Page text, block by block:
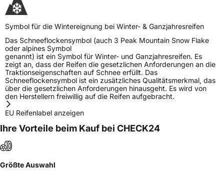
Symbol für die Wintereignung bei Winter- & Ganzjahresreifen
Das Schneeflockensymbol (auch 3 Peak Mountain Snow Flake
oder alpines Symbol
genannt) ist ein Symbol für Winter- und Ganzjahresreifen. Es
zeigt an, dass der Reifen die gesetzlichen Anforderungen an die
Traktionseigenschaften auf Schnee erfüllt. Das
Schneeflockensymbol ist ein zusätzliches Qualitätsmerkmal, das
über die gesetzlichen Anforderungen hinausgeht. Es wird von
den Herstellern freiwillig auf die Reifen aufgebracht.
EU Reifenlabel anzeigen
Ihre Vorteile beim Kauf bei CHECK24
Größte Auswahl